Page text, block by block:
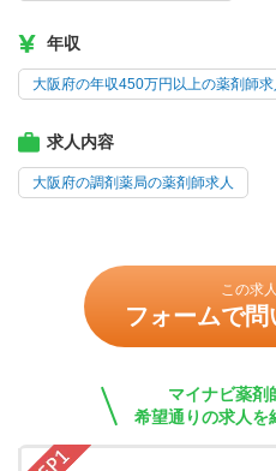
年収
大阪府の年収450万円以上の薬剤師求
求人内容
大阪府の調剤薬局の薬剤師求人
この求
フォームで問
マイナビ薬剤
希望通りの求人を